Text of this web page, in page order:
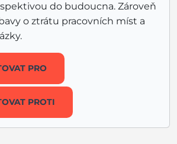
do budoucna. Zároveň
o ztrátu pracovních míst a
PRO
PROTI